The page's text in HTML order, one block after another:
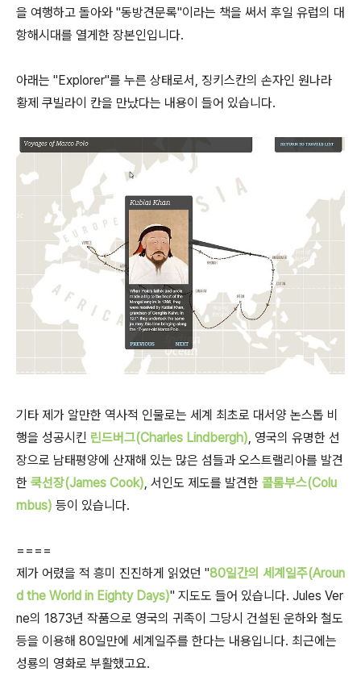
을 여행하고 돌아와 "동방견문록"이라는 책을 써서 후일 유럽의 대
항해시대를 열게한 장본인입니다.
아래는 "Explorer"를 누른 상태로서, 징키스칸의 손자인 원나라
황제 쿠빌라이 칸을 만났다는 내용이 들어 있습니다.
기타 제가 알만한 역사적 인물로는 세계 최초로 대서양 논스톱 비
행을 성공시킨 린드버그(Charles Lindbergh), 영국의 유명한 선
장으로 남태평양에 산재해 있는 많은 섬들과 오스트랠리아를 발견
한 쿡선장(James Cook), 서인도 제도를 발견한 콜롬부스(Colu
mbus) 등이 있습니다.
====
제가 어렸을 적 흥미 진진하게 읽었던 "80일간의 세계일주(Aroun
d the World in Eighty Days)" 지도도 들어 있습니다. Jules Ver
ne의 1873년 작품으로 영국의 귀족이 그당시 건설된 운하와 철도
등을 이용해 80일만에 세계일주를 한다는 내용입니다. 최근에는
성룡의 영화로 부활했고요.